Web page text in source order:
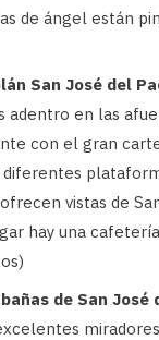
de ángel están
San José del
adentro en las
con el gran
diferentes
vistas de
hay una
de San José